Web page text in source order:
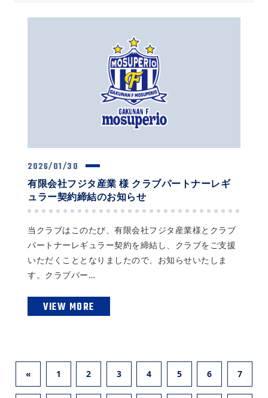
2026/01/30
有限会社フジタ産業 様 クラブパートナーレギ
ュラー契約締結のお知らせ
当クラブはこのたび、有限会社フジタ産業様とクラブ
パートナーレギュラー契約を締結し、クラブをご支援
いただくこととなりましたので、お知らせいたしま
す。クラブパー…
VIEW MORE
« 1 2 3 4 5 6 7